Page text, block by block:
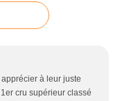
apprécier à leur juste
cru supérieur classé